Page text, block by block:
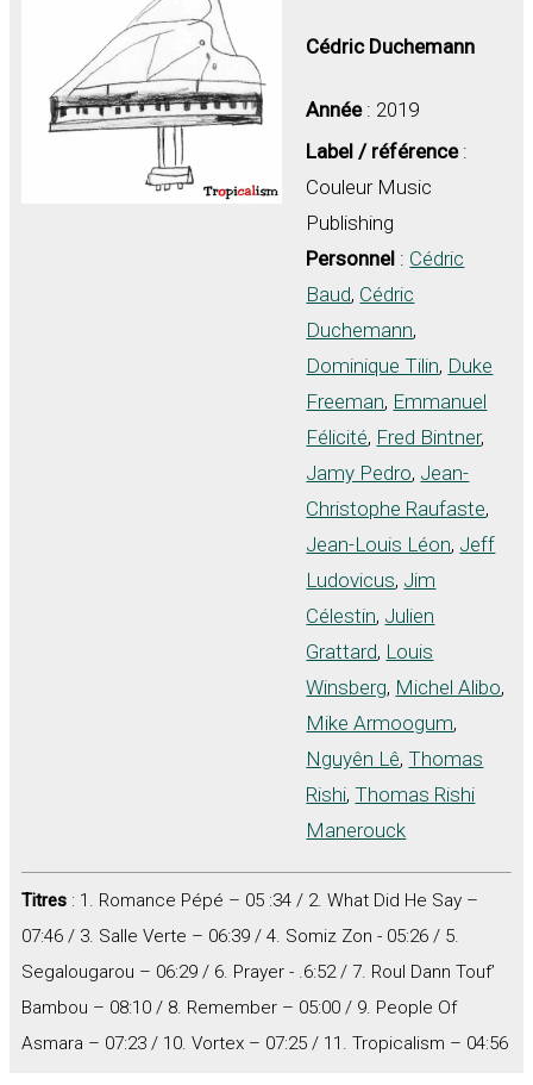
Cédric Duchemann
Année: 2019
Label / référence:
Couleur Music
Publishing
Personnel : Cédric
Baud, Cédric
Duchemann,
Dominique Tilin, Duke
Freeman, Emmanuel
Félicité, Fred Bintner,
Jamy Pedro, Jean-
Christophe Raufaste,
Jean-Louis Léon, Jeff
Ludovicus, Jim
Célestin, Julien
Grattard, Louis
Winsberg, Michel Alibo,
Mike Armoogum,
Nguyên Lê,Thomas
Rishi,Thomas Rishi
Manerouck
Titres : 1. Romance Pépé – 05 :34 / 2. What Did He Say –
07:46 / 3. Salle Verte – 06:39 / 4. Somiz Zon - 05:26 / 5.
Segalougarou – 06:29 / 6. Prayer - .6:52 / 7. Roul Dann Touf’
Bambou – 08:10 / 8. Remember – 05:00 / 9. People Of
Asmara – 07:23 / 10. Vortex – 07:25 / 11. Tropicalism – 04:56